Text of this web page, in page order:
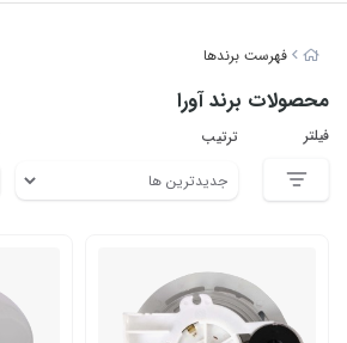
فهرست برندها
محصولات برند آورا
فیلتر ترتیب